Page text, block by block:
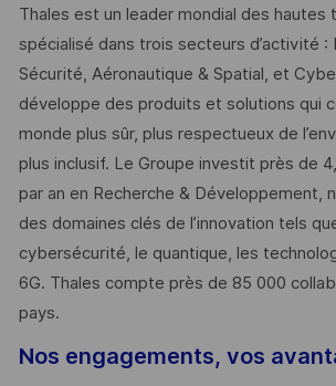
Thales est un leader mondial des hautes
spécialisé dans trois secteurs d’activité :
Sécurité, Aéronautique & Spatial, et
développe des produits et solutions qui
monde plus sûr, plus respectueux de
plus inclusif. Le Groupe investit près de
par an en Recherche & Développement,
des domaines clés de l’innovation tels
cybersécurité, le quantique, les
6G. Thales compte près de 85 000
pays. ​
Nos engagements, vos